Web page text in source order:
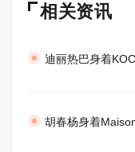
相关资讯
迪丽热巴身着
胡春杨身着